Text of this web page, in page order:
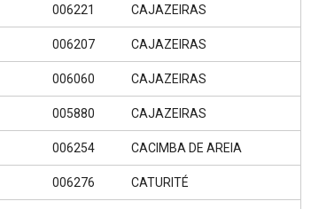
006221 CAJAZEIRAS
006207 CAJAZEIRAS
006060 CAJAZEIRAS
005880 CAJAZEIRAS
006254 CACIMBA DE AREIA
006276 CATURITÉ